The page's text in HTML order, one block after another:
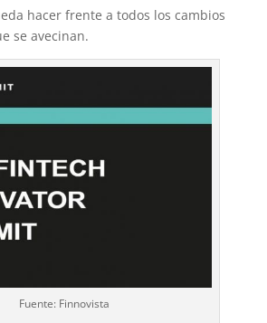
hacer frente a todos los cambios
se avecinan.
Fuente: Finnovista